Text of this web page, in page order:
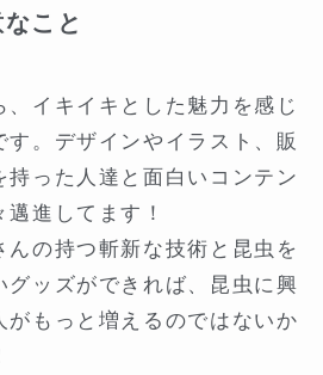
こと
、イキイキとした魅力を感じ
す。デザインやイラスト、販
持った人達と面白いコンテン
進してます！
んの持つ斬新な技術と昆虫を
グッズができれば、昆虫に興
がもっと増えるのではないか